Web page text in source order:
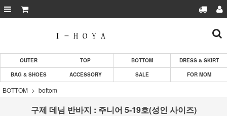
OUTER TOP BOTTOM
DRESS & SKIRT
BAG & SHOES
ACCESSORY SALE FOR MOM
BOTTOM bottom
구제 데님 반바지 : 주니어 5-19호(성인 사이즈)